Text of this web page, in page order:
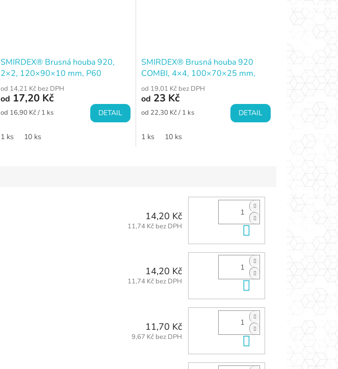
SMIRDEX® Brusná houba 920,
2×2, 120×90×10 mm, P60
(MEDIUM)
od 14,21 Kč bez DPH
od 17,20 Kč
Měrná
od 16,90 Kč / 1 ks DETAIL
1 ks 10 ks
SMIRDEX® Brusná houba 920
COMBI, 4×4, 100×70×25 mm,
P150 (VERY FINE)
od 19,01 Kč bez DPH
od 23 Kč
Měrná
od 22,30 Kč / 1 ks DETAIL
1 ks 10 ks
14,20 Kč
11,74 Kč bez DPH
14,20 Kč
11,74 Kč bez DPH
11,70 Kč
9,67 Kč bez DPH